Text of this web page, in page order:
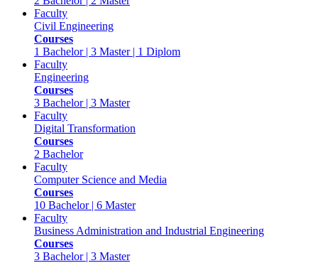
Faculty
Civil Engineering
Courses
1 Bachelor | 3 Master | 1 Diplom
Faculty
Engineering
Courses
3 Bachelor | 3 Master
Faculty
Digital Transformation
Courses
2 Bachelor
Faculty
Computer Science and Media
Courses
10 Bachelor | 6 Master
Faculty
Business Administration and Industrial Engineering
Courses
3 Bachelor | 3 Master